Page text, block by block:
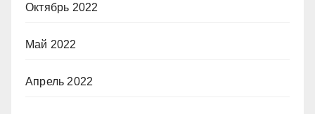
Октябрь 2022
Май 2022
Апрель 2022